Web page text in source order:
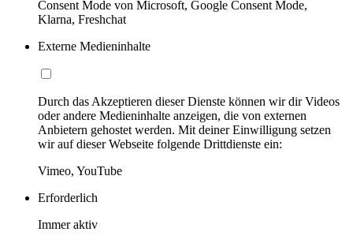
Consent Mode von Microsoft, Google Consent Mode,
Klarna, Freshchat
Externe Medieninhalte
Durch das Akzeptieren dieser Dienste können wir dir Videos
oder andere Medieninhalte anzeigen, die von externen
Anbietern gehostet werden. Mit deiner Einwilligung setzen
wir auf dieser Webseite folgende Drittdienste ein:
Vimeo, YouTube
Erforderlich
Immer aktiv